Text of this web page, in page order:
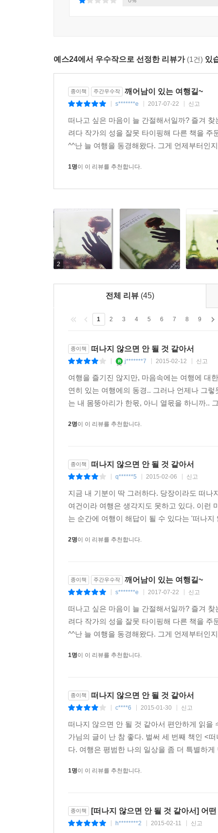
예스24에서 우수작으로 선정한 리뷰가 (1건) 있
종이책 주간우수작 깨어남이 있는 여행길~
s*******e 2017-07-22 신고
떠나고 싶은 마음이 늘 간절해서일까? 즐겨
려다 작가의 성을 잘못 타이핑해 다른 책을
^^난 늘 여행을 동경해왔다. 그게 언제부터인
1명이 이 리뷰를 추천합니다.
2
전체 리뷰 (45)
1 2 3 4 5 6 7 8 9
종이책 떠나지 않으면 안 될 것 같아서
j*******7 2015-02-12 신고
여행을 즐기진 않지만, 마음속에는 여행에 대
연히 있는 여행에의 동경.. 그러나 언제나 그
는 내 몸뚱아리가 한몫, 아니 열몫을 하니까..
2명이 이 리뷰를 추천합니다.
종이책 떠나지 않으면 안 될 것 같아서
q******5 2015-02-06 신고
지금 내 기분이 딱 그러하다. 당장이라도 떠
여건이라 여행은 생각지도 못하고 있다. 이런
는 순간에 여행이 해답이 될 수 있다는 '떠나
2명이 이 리뷰를 추천합니다.
종이책 주간우수작 깨어남이 있는 여행길~
s*******e 2017-07-22 신고
떠나고 싶은 마음이 늘 간절해서일까? 즐겨
려다 작가의 성을 잘못 타이핑해 다른 책을
^^난 늘 여행을 동경해왔다. 그게 언제부터인
1명이 이 리뷰를 추천합니다.
종이책 떠나지 않으면 안 될 것 같아서
c****6 2015-01-30 신고
떠나지 않으면 안 될 것 같아서 편안하게 읽
가님의 글이 난 참 좋다. 벌써 세 번째 책인 <
다. 여행은 평범한 나의 일상을 좀 더 특별하
1명이 이 리뷰를 추천합니다.
종이책 [떠나지 않으면 안 될 것 같아서] 어
h********2 2015-02-11 신고